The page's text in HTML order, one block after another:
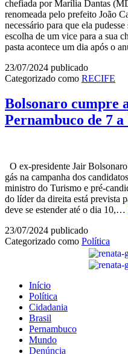
chefiada por Marília Dantas
renomeada pelo prefeito João
necessário para que ela
escolha de um vice para a sua
pasta acontece um dia após o
23/07/2024 publicado
Categorizado como RECIFE
Bolsonaro cumpre
Pernambuco de 7 a
O ex-presidente Jair
gás na campanha dos
ministro do Turismo e pré-
do líder da direita está prevista
deve se estender até o dia 10,…
23/07/2024 publicado
Categorizado como Política
Início
Política
Cidadania
Brasil
Pernambuco
Mundo
Denúncia